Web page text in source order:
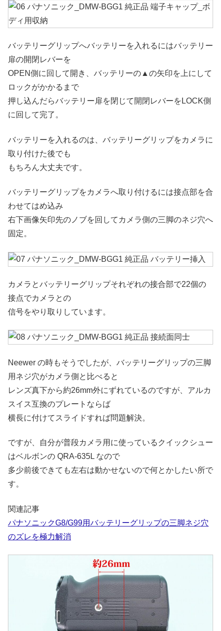
バッテリーグリップへバッテリーを入れるにはバッテリー
扉の開閉レバーを
OPEN側に回して開き、バッテリーの▲の矢印を上にして
ロックがかかるまで
押し込んだらバッテリー扉を閉じて開閉レバーをLOCK側
に回して完了。
バッテリーを入れるのは、バッテリーグリップをカメラに
取り付けた後でも
もちろん大丈夫です。
バッテリーグリップをカメラへ取り付けるには接点部を合
わせてはめ込み
右下画像矢印先のノブを回してカメラ側の三脚のネジ穴へ
固定。
カメラとバッテリーグリップそれぞれの接合部で22個の
接点でカメラとの
信号をやり取りしています。
Neewer の時もそうでしたが、バッテリーグリップの三脚
用ネジ穴がカメラ側と比べると
レンズ真下から約26mm外にずれているのですが、アルカ
スイス互換のプレートならば
横長に付けてスライドすれば問題解決。
ですが、自分が普段カメラ用に使っているクイックシュー
はベルボンの QRA-635L なので
多少前後できても左右は動かせないので何とかしたい所で
す。
関連記事
パナソニックG8/G99用バッテリーグリップの三脚ネジ穴
のズレを極力解消